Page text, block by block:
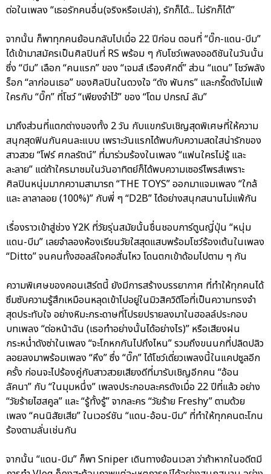
ต่อในเพลง “เธอรักคนอื่น(จริงหรือเปล่า), รักก็ได้... ไม่รักก็ได้”
จากนั้น ก็พาทุกคนย้อนกลับไปเมื่อ 22 ปีก่อน ตอนที่ “บิ๊ก-แดน-บีม”
ได้เข้ามาสมัครเป็นศิลปินที่ RS พร้อม ๆ กับโชว์เพลงออดิชันในวันนั้น
ซึ่ง “บีม” เลือก “คนแรก” ของ “เจมส์ เรืองศักดิ์” ส่วน “แดน” โชว์พลัง
ร็อก “ลาก่อนเธอ” ของศิลปินในดวงใจ “ดัง พันกร” และกรี๊ดดังไม่แพ้
ใครกับ “บิ๊ก” ที่โชว์ “เพียงจำไว้” ของ “โดม ปกรณ์ ลัม”
มาถึงส่วนที่แตกต่างของทั้ง 2 วัน กับแขกรับเชิญสุดพิเศษที่ให้ความ
สนุกสุดฟินกันคนละแบบ เพราะวันแรกได้พบกับความสดใสน่ารักของ
สาวสวย “โฟร์ ศกลรัตน์” ที่มาร่วมร้องในเพลง “แฟนใครไม่รู้ และ
ละลาย” แต่ถ้าใครมาชมในวันอาทิตย์ก็ได้พบความเซอร์ไพรส์เพราะ
ศิลปินหนุ่มมากความสามารถ “THE TOYS” ออกมาแจมเพลง “ใกล้
และ ลาลาลอย (100%)” กับพี่ ๆ “D2B” ได้อย่างสนุกสนานไม่แพ้กัน
เรื่องราวเข้าสู่ช่วง Y2K ที่วัยรุ่นสมัยนั้นชื่นชอบการ์ตูนญี่ปุ่น “หนุ่ม
แดน-บีม” เลยจำลองห้องเรียนวัยใสสุดแสบพร้อมโชว์ร้องเต้นในเพลง
“Ditto” จนคนทั้งฮอลล์ใจคอสั่นไหว โดนตกเข้าด้อมไปตาม ๆ กัน
ความพิเศษของคอนเสิร์ตนี้ ยังมีการสร้างบรรยากาศ ที่ทำให้ทุกคนได้
ซึมซับความรู้สึกเหมือนหลุดเข้าไปอยู่ในมิวสิควิดีโอที่เป็นความทรงจำ
สุดประทับใจ อย่างหิมะกระดาษที่โปรยปรายลงมาในฮอลล์ประกอบ
บทเพลง “ต่อหน้าฉัน (เธอทำอย่างนั้นได้อย่างไร)” หรือเสียงฝน
กระหน่ำดังซ่าในเพลง “จะโกหกกันไปถึงไหน” รวมถึงขนนกที่ปลิดปลิว
ลอยลงมาพร้อมเพลง “หึง” ซึ่ง “บิ๊ก” ได้โชว์เดี่ยวเพลงนี้ในแคปซูลอีก
ครั้ง ก่อนจะไปร้องคู่กับสาวสวยเสียงดีที่มารับเชิญอีกคน “อ้อน
ลัคนา” กับ “ในมุมหนึ่ง” เพลงประกอบละครดังเมื่อ 22 ปีที่แล้ว อย่าง
“วัยร้ายไฮสคูล” และ “รู้ทั้งรู้” จากละคร “วัยร้าย Freshy” ตามด้วย
เพลง “คนนิสัยเสีย” ในเวอร์ชัน “แดน-อ้อน-บีม” ที่ทำให้ทุกคนตะโกน
ร้องตามลั่นเช่นกัน
จากนั้น “แดน-บีม” ก็พา Sniper เดินทางย้อนเวลา ว่าถ้าหากในอดีตมี